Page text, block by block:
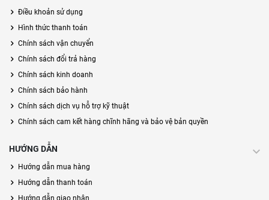
Điều khoản sử dụng
Hình thức thanh toán
Chính sách vận chuyển
Chính sách đổi trả hàng
Chính sách kinh doanh
Chính sách bảo hành
Chính sách dịch vụ hỗ trợ kỹ thuật
Chính sách cam kết hàng chĩnh hãng và bảo vệ bản quyền
HƯỚNG DẪN
Hướng dẫn mua hàng
Hướng dẫn thanh toán
Hướng dẫn giao nhận